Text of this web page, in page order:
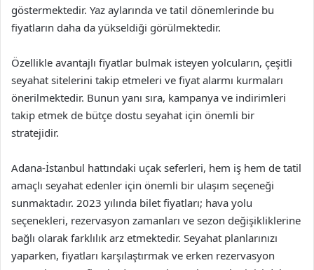
göstermektedir. Yaz aylarında ve tatil dönemlerinde bu
fiyatların daha da yükseldiği görülmektedir.
Özellikle avantajlı fiyatlar bulmak isteyen yolcuların, çeşitli
seyahat sitelerini takip etmeleri ve fiyat alarmı kurmaları
önerilmektedir. Bunun yanı sıra, kampanya ve indirimleri
takip etmek de bütçe dostu seyahat için önemli bir
stratejidir.
Adana-İstanbul hattındaki uçak seferleri, hem iş hem de tatil
amaçlı seyahat edenler için önemli bir ulaşım seçeneği
sunmaktadır. 2023 yılında bilet fiyatları; hava yolu
seçenekleri, rezervasyon zamanları ve sezon değişikliklerine
bağlı olarak farklılık arz etmektedir. Seyahat planlarınızı
yaparken, fiyatları karşılaştırmak ve erken rezervasyon